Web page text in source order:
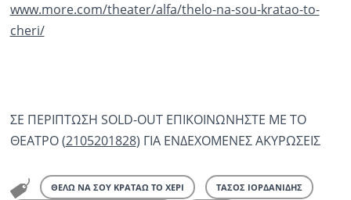
www.more.com/theater/alfa/thelo-na-sou-kratao-to-
cheri/
ΣΕ ΠΕΡΙΠΤΩΣΗ SOLD-OUT ΕΠΙΚΟΙΝΩΝΗΣΤΕ ΜΕ ΤΟ
ΘΕΑΤΡΟ (2105201828) ΓΙΑ ΕΝΔΕΧΟΜΕΝΕΣ ΑΚΥΡΩΣΕΙΣ
ΘΕΛΩ ΝΑ ΣΟΥ ΚΡΑΤΑΩ ΤΟ ΧΕΡΙ ΤΑΣΟΣ ΙΟΡΔΑΝΙΔΗΣ